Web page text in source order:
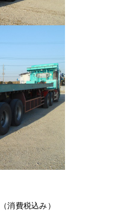
（消費税込み）